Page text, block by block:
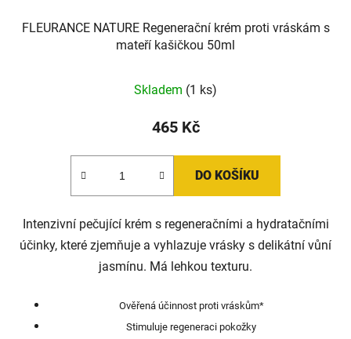
FLEURANCE NATURE Regenerační krém proti vráskám s
mateří kašičkou 50ml
Skladem (1 ks)
465 Kč
DO KOŠÍKU
Intenzivní pečující krém s regeneračními a hydratačními
účinky, které zjemňuje a vyhlazuje vrásky s delikátní vůní
jasmínu. Má lehkou texturu.
Ověřená účinnost proti vráskům*
Stimuluje regeneraci pokožky